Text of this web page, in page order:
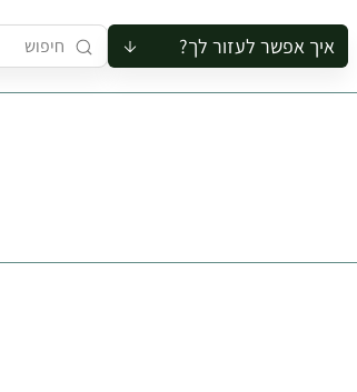
איך אפשר לעזור לך?
להזמין סיור לקבוצה
לתאם ביקור בצריף